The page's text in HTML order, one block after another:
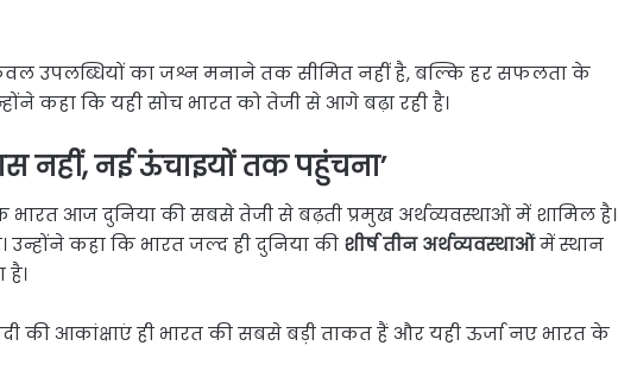
उपलब्धियों का जश्न मनाने तक सीमित नहीं है, बल्कि हर सफलता के
कहा कि यही सोच भारत को तेजी से आगे बढ़ा रही है।
नहीं, नई ऊंचाइयों तक पहुंचना’
आज दुनिया की सबसे तेजी से बढ़ती प्रमुख अर्थव्यवस्थाओं में शामिल है।
कहा कि भारत जल्द ही दुनिया की शीर्ष तीन अर्थव्यवस्थाओंमें स्थान
है।
की आकांक्षाएं ही भारत की सबसे बड़ी ताकत हैं और यही ऊर्जा नए भारत के